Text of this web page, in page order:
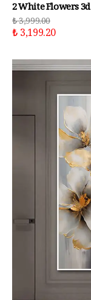
2 White Flowers
₺ 3,999.00
₺ 3,199.20